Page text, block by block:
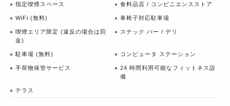
指定喫煙スペース 食料品店 / コンビニエンスストア
WiFi (無料) 車椅子対応駐車場
喫煙エリア限定 (違反の場合は罰
金)
スナック バー / デリ
駐車場 (無料) コンピュータ ステーション
手荷物保管サービス
24 時間利用可能なフィットネス設
備
テラス